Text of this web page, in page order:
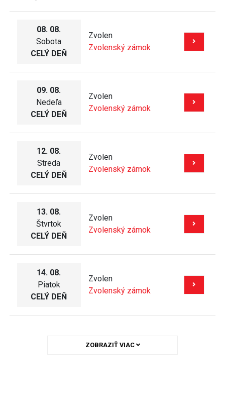
08. 08.
Sobota
CELÝ DEŇ
Zvolen
Zvolenský zámok
09. 08.
Nedeľa
CELÝ DEŇ
Zvolen
Zvolenský zámok
12. 08.
Streda
CELÝ DEŇ
Zvolen
Zvolenský zámok
13. 08.
Štvrtok
CELÝ DEŇ
Zvolen
Zvolenský zámok
14. 08.
Piatok
CELÝ DEŇ
Zvolen
Zvolenský zámok
ZOBRAZIŤ VIAC